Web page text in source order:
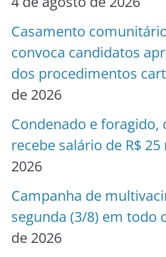
Casamento
convoca candidatos
dos procedimentos
de 2026
Condenado e foragido,
recebe salário de R$ 25
2026
Campanha de
segunda (3/8) em todo
de 2026